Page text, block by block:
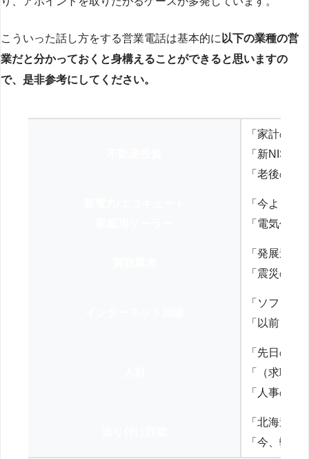
こういった話し方をする営業電話は基本的に 以下の業種の営
業だと分かっておくと身構えることができると思いますの
で、是非参考にしてください。
「家計の見
「新NISA
「老後の
「今より
「電気代を
「発展途
「震災の
「ソフト
「以前、
「先日の
「（求職
「人事の方
「北海道
「今、弊